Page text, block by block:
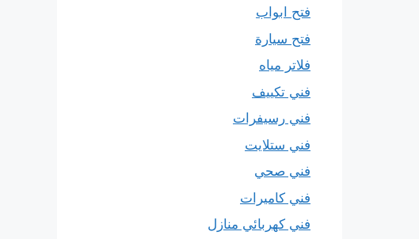
فتح ابواب
فتح سيارة
فلاتر مياه
فني تكييف
فني رسيفرات
فني ستلايت
فني صحي
فني كاميرات
فني كهربائي منازل